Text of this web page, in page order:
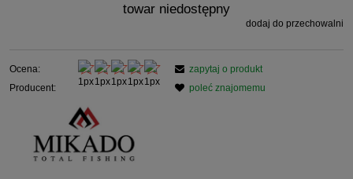
towar niedostępny
dodaj do przechowalni
Ocena:
Producent:
zapytaj o produkt
poleć znajomemu